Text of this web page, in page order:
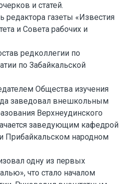
и статей.
редактора газеты «Известия
и Совета рабочих и
редколлегии по
по Забайкальской
Общества изучения
заведовал внешкольным
Верхнеудинского
заведующим кафедрой
Прибайкальском народном
одну из первых
что стало началом